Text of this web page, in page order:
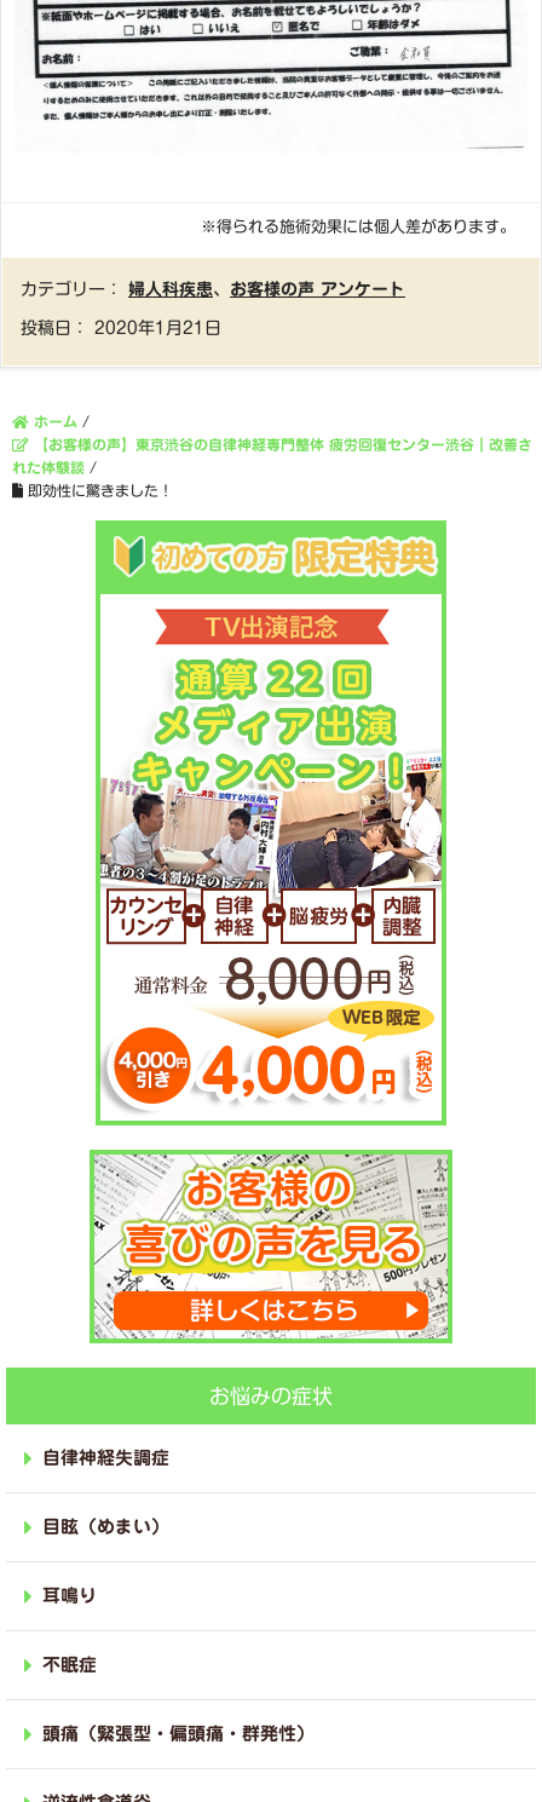
※得られる施術効果には個人差があります。
カテゴリー： 婦人科疾患、 お客様の声 アンケート
投稿日： 2020年1月21日
ホーム /
【お客様の声】東京渋谷の自律神経専門整体 疲労回復センター渋谷｜改善さ
れた体験談 /
即効性に驚きました！
お悩みの症状
自律神経失調症
目眩（めまい）
耳鳴り
不眠症
頭痛（緊張型・偏頭痛・群発性）